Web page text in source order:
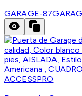
GARAGE-87
ACCESSPRO